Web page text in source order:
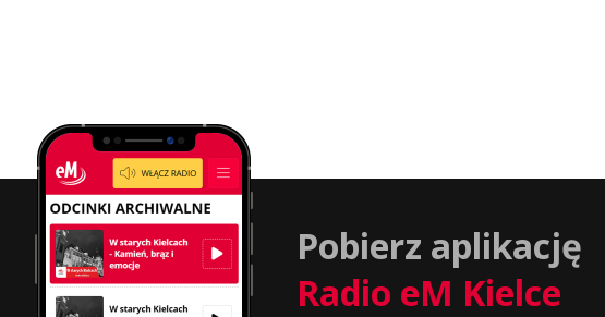
Pobierz aplikację
Radio eM Kielce